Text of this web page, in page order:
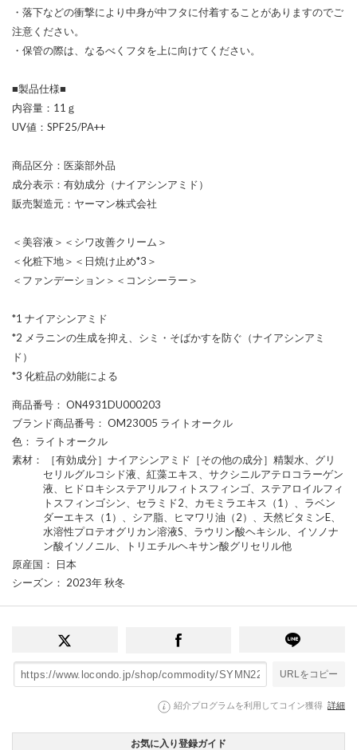
・落下などの衝撃により中身が中フタに付着することがありますのでご
注意ください。
・保管の際は、なるべくフタを上に向けてください。
■製品仕様■
内容量：11ｇ
UV値：SPF25/PA++
商品区分：医薬部外品
成分表示：有効成分（ナイアシンアミド）
販売製造元：ヤーマン株式会社
＜美容液＞＜シワ改善クリーム＞
＜化粧下地＞＜日焼け止め*3＞
＜ファンデーション＞＜コンシーラー＞
*1 ナイアシンアミド
*2 メラニンの生成を抑え、シミ・そばかすを防ぐ（ナイアシンアミ
ド）
*3 化粧品の効能による
商品番号 ： ON4931DU000203
ブランド商品番号 ： OM23005 ライトオークル
色 ： ライトオークル
素材 ： ［有効成分］ナイアシンアミド［その他の成分］精製水、グリ
セリルグルコシド液、紅藻エキス、サクシニルアテロコラーゲン
液、ヒドロキシステアリルフィトスフィンゴ、ステアロイルフィ
トスフィンゴシン、セラミド2、カモミラエキス（1）、ラベン
ダーエキス（1）、シア脂、ヒマワリ油（2）、天然ビタミンE、
水溶性プロテオグリカン溶液S、ラウリン酸ヘキシル、イソノナ
ン酸イソノニル、トリエチルヘキサン酸グリセリル他
原産国 ： 日本
シーズン ： 2023年 秋冬
URLをコピー
紹介プログラムを利用してコイン獲得 詳細
お気に入り登録ガイド